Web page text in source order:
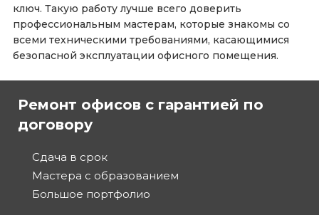
ключ. Такую работу лучше всего доверить
профессиональным мастерам, которые знакомы со
всеми техническими требованиями, касающимися
безопасной эксплуатации офисного помещения.
Ремонт офисов с гарантией по
договору
Сдача в срок
Мастера с образованием
Большое портфолио